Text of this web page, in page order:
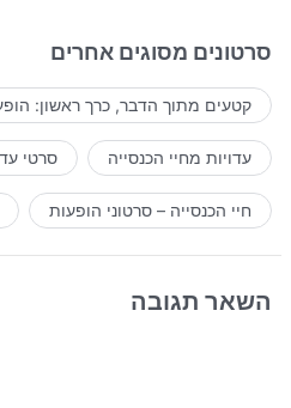
סרטונים מסוגים אחרים
קטעים מתוך הדבר, כרך ראשון:
עדויות מחיי הכנסייה סרטי
חיי הכנסייה – סרטוני הופעות
השאר תגובה